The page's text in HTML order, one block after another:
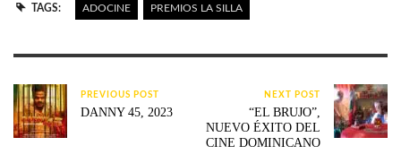
TAGS: ADOCINE PREMIOS LA SILLA
PREVIOUS POST
DANNY 45, 2023
NEXT POST
“EL BRUJO”,
NUEVO ÉXITO DEL
CINE DOMINICANO